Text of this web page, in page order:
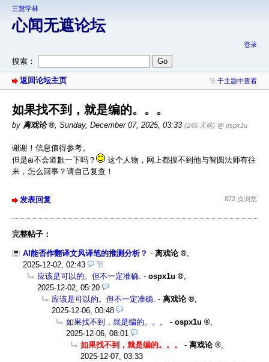
三慧学林
心闻无遮论坛
登录
搜索：
返回论坛主页 于主题中查看
如果找不到，就是编的。。。
by 离戏论 , Sunday, December 07, 2025, 03:33 (246 天前) @ ospx1u
谢谢！信息值得参考。
但是ai不会道歉一下吗？
这个人物，网上都搜不到他与智圆法师有往
来，怎么回事？请自己复查！
发表回复 872 次浏览
完整帖子：
AI能否作翻译文风译笔的推测分析？ - 离戏论
2025-12-02, 02:43
应该是可以的。但不一定准确. - ospx1u
2025-12-02, 05:20
应该是可以的。但不一定准确. - 离戏论
2025-12-06, 00:48
如果找不到，就是编的。。。
- ospx1u
2025-12-06, 08:01
如果找不到，就是编的。。。
- 离戏论
2025-12-07, 03:33